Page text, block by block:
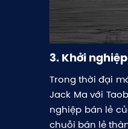
3. Khởi
Trong thời đại
Jack Ma với
nghiệp bán lẻ
chuỗi bán lẻ